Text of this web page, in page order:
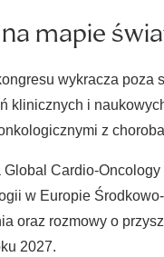
mapie
wykracza poza
klinicznych i
z
Global Cardio-
w Europie
oraz rozmowy o
2027.